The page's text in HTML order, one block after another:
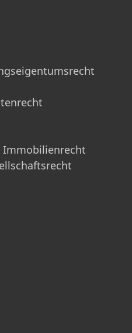
Immobilienrecht